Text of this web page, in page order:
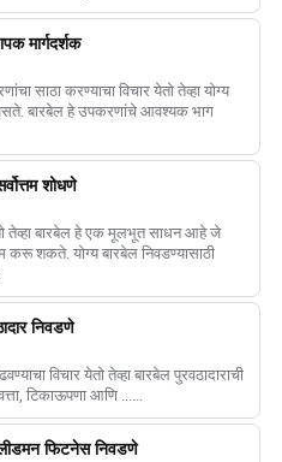
मार्गदर्शक
साठा करण्याचा विचार येतो तेव्हा योग्य
बारबेल हे उपकरणांचे आवश्यक भाग
शोधणे
तेव्हा बारबेल हे एक मूलभूत साधन आहे जे
करू शकते. योग्य बारबेल निवडण्यासाठी
निवडणे
विचार येतो तेव्हा बारबेल पुरवठादाराची
टिकाऊपणा आणि ......
फिटनेस निवडणे